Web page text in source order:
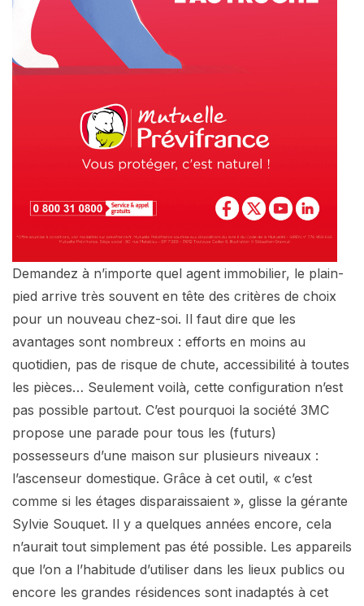
Demandez à n’importe quel agent immobilier, le plain-
pied arrive très souvent en tête des critères de choix
pour un nouveau chez-soi. Il faut dire que les
avantages sont nombreux : efforts en moins au
quotidien, pas de risque de chute, accessibilité à toutes
les pièces… Seulement voilà, cette configuration n’est
pas possible partout. C’est pourquoi la société 3MC
propose une parade pour tous les (futurs)
possesseurs d’une maison sur plusieurs niveaux :
l’ascenseur domestique. Grâce à cet outil, « c’est
comme si les étages disparaissaient », glisse la gérante
Sylvie Souquet. Il y a quelques années encore, cela
n’aurait tout simplement pas été possible. Les appareils
que l’on a l’habitude d’utiliser dans les lieux publics ou
encore les grandes résidences sont inadaptés à cet